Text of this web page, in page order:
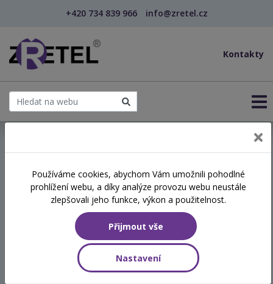
+420 734 839 966 info@zretel.cz
Kontakty
Specifika komunikace s
lidmi se syndromem
demence
Hodinová dotace
Používáme cookies, abychom Vám umožnili pohodlné
prohlížení webu, a díky analýze provozu webu neustále
zlepšovali jeho funkce, výkon a použitelnost.
Přijmout vše
Nastavení